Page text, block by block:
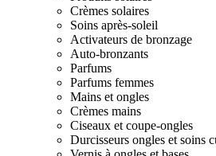
Crèmes solaires
Soins après-soleil
Activateurs de bronzage
Auto-bronzants
Parfums
Parfums femmes
Mains et ongles
Crèmes mains
Ciseaux et coupe-ongles
Durcisseurs ongles et soins